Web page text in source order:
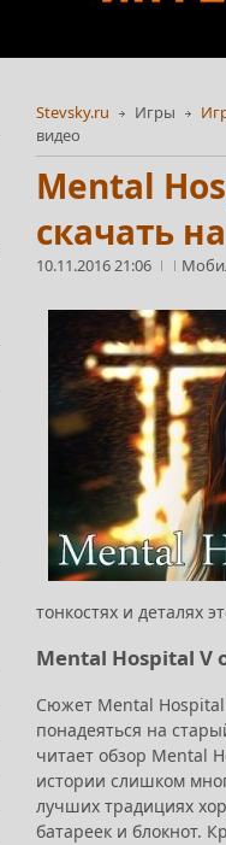
Stevsky.ru Игры
видео
Mental
скачать
10.11.2016 21:06
тонкостях и деталях
Mental Hospital V
Сюжет Mental Hospital
понадеяться на
читает обзор Mental
истории слишком
лучших традициях
батареек и блокнот.